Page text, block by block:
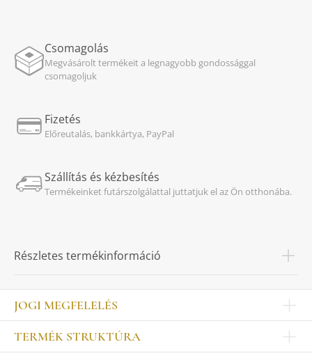
Csomagolás
Megvásárolt termékeit a legnagyobb gondossággal
csomagoljuk
Fizetés
Előreutalás, bankkártya, PayPal
Szállítás és kézbesítés
Termékeinket futárszolgálattal juttatjuk el az Ön otthonába.
Részletes termékinformáció
JOGI MEGFELELÉS
Impresszum
Kapcsolat
TERMÉK STRUKTÚRA